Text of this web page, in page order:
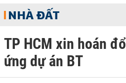
NHÀ ĐẤT
TP HCM xin hoán
ứng dự án BT